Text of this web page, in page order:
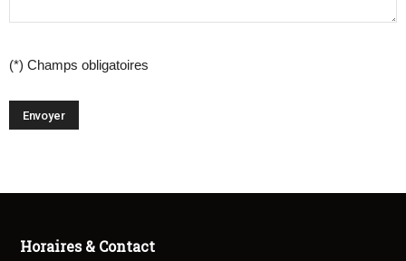
(*) Champs obligatoires
Horaires & Contact